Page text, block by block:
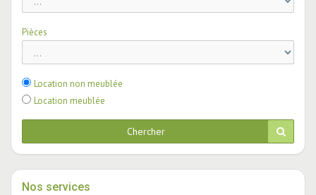
Pièces
Location non meublée
Location meublée
Chercher
Nos services